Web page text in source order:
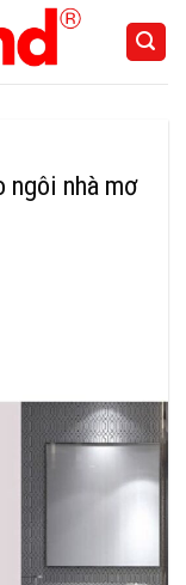
ngôi nhà mơ